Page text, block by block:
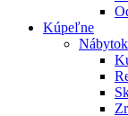
Kúpeľne